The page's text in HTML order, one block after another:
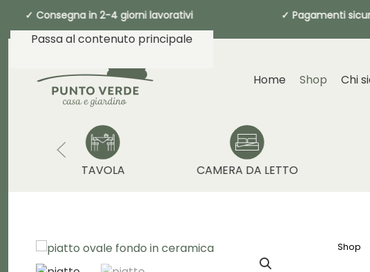
✓ Consegna in 2-4 giorni lavorativi ✓
Passa al contenuto principale
Home Shop Chi
TAVOLA CAMERA DA LETTO
Shop